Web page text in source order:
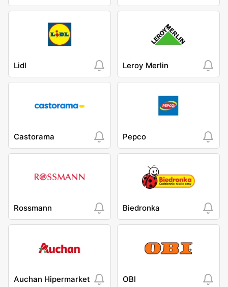
Lidl Leroy Merlin
Castorama Pepco
Rossmann Biedronka
Auchan Hipermarket OBI